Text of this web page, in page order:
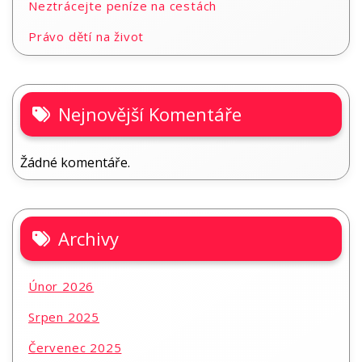
Neztrácejte peníze na cestách
Právo dětí na život
Nejnovější Komentáře
Žádné komentáře.
Archivy
Únor 2026
Srpen 2025
Červenec 2025